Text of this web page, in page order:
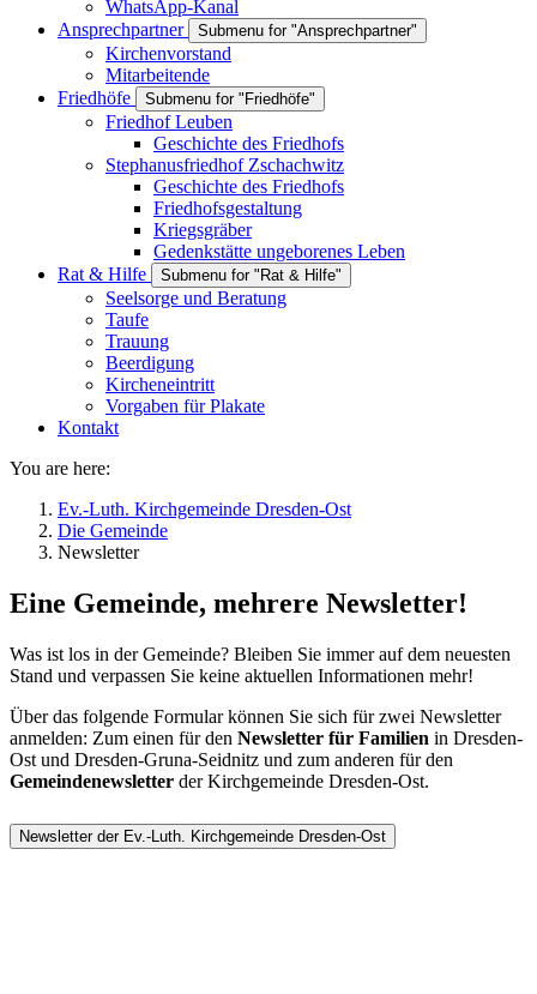
WhatsApp-Kanal
Ansprechpartner
Submenu for "Ansprechpartner"
Kirchenvorstand
Mitarbeitende
Friedhöfe
Submenu for "Friedhöfe"
Friedhof Leuben
Geschichte des Friedhofs
Stephanusfriedhof Zschachwitz
Geschichte des Friedhofs
Friedhofsgestaltung
Kriegsgräber
Gedenkstätte ungeborenes Leben
Rat & Hilfe
Submenu for "Rat & Hilfe"
Seelsorge und Beratung
Taufe
Trauung
Beerdigung
Kircheneintritt
Vorgaben für Plakate
Kontakt
You are here:
Ev.-Luth. Kirchgemeinde Dresden-Ost
Die Gemeinde
Newsletter
Eine Gemeinde, mehrere Newsletter!
Was ist los in der Gemeinde? Bleiben Sie immer auf dem neuesten
Stand und verpassen Sie keine aktuellen Informationen mehr!
Über das folgende Formular können Sie sich für zwei Newsletter
anmelden: Zum einen für den Newsletter für Familien in Dresden-
Ost und Dresden-Gruna-Seidnitz und zum anderen für den
Gemeindenewsletter der Kirchgemeinde Dresden-Ost.
Newsletter der Ev.-Luth. Kirchgemeinde Dresden-Ost